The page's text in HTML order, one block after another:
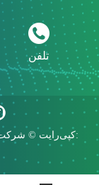
تلفن
کپی‌رایت © شرکت